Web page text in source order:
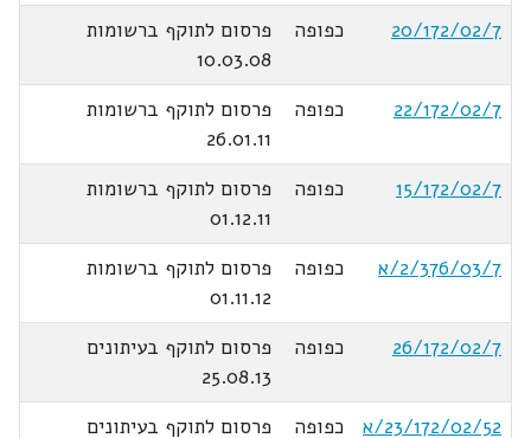
20/172/02/7
כפופה
פרסום לתוקף ברשומות
10.03.08
22/172/02/7
כפופה
פרסום לתוקף ברשומות
26.01.11
15/172/02/7
כפופה
פרסום לתוקף ברשומות
01.12.11
2/376/03/7/א
כפופה
פרסום לתוקף ברשומות
01.11.12
26/172/02/7
כפופה
פרסום לתוקף בעיתונים
25.08.13
23/172/02/52/א
כפופה
פרסום לתוקף בעיתונים